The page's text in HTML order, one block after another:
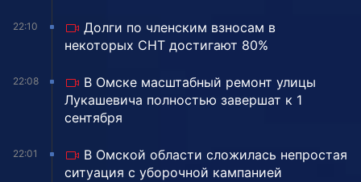
22:10
Долги по членским взносам в
некоторых СНТ достигают 80%
22:08
В Омске масштабный ремонт улицы
Лукашевича полностью завершат к 1
сентября
22:01
В Омской области сложилась непростая
ситуация с уборочной кампанией